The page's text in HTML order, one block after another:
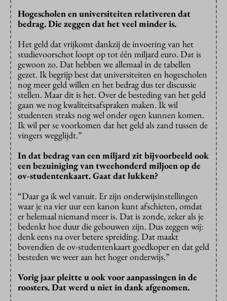
Hogescholen en universiteiten relativeren dat
bedrag. Die zeggen dat het veel minder is.
Het geld dat vrijkomt dankzij de invoering van het
studievoorschot loopt op tot één miljard euro. Dat is
gewoon zo. Dat hebben we allemaal in de tabellen
gezet. Ik begrijp best dat universiteiten en hogescholen
nog meer geld willen en het bedrag dus ter discussie
stellen. Maar dit is het. Over de besteding van het geld
gaan we nog kwaliteitsafspraken maken. Ik wil
studenten straks nog wel onder ogen kunnen komen.
Ik wil per se voorkomen dat het geld als zand tussen de
vingers wegglijdt.”
In dat bedrag van een miljard zit bijvoorbeeld ook
een bezuiniging van tweehonderd miljoen op de
ov-studentenkaart. Gaat dat lukken?
“Daar ga ik wel vanuit. Er zijn onderwijsinstellingen
waar je na vier uur een kanon kunt afschieten, omdat
er helemaal niemand meer is. Dat is zonde, zeker als je
bedenkt hoe duur die gebouwen zijn. Dus zeggen wij:
denk eens na over betere spreiding. Dat maakt
bovendien de ov-studentenkaart goedkoper en dat geld
besteden we weer aan het hoger onderwijs.”
Vorig jaar pleitte u ook voor aanpassingen in de
roosters. Dat werd u niet in dank afgenomen.